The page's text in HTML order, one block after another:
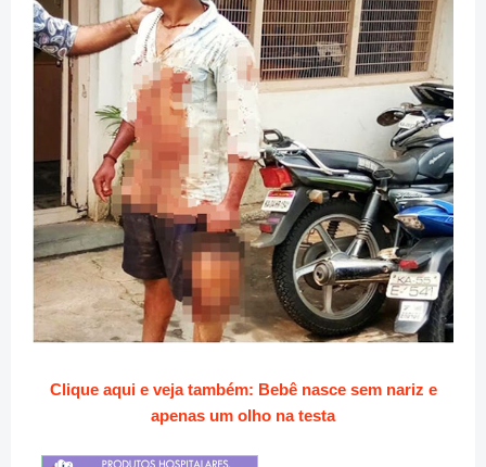
Clique aqui e veja também: Bebê nasce sem nariz e
apenas um olho na testa